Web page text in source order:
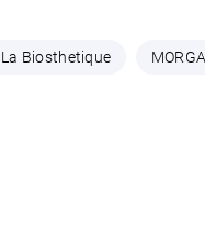
La Biosthetique